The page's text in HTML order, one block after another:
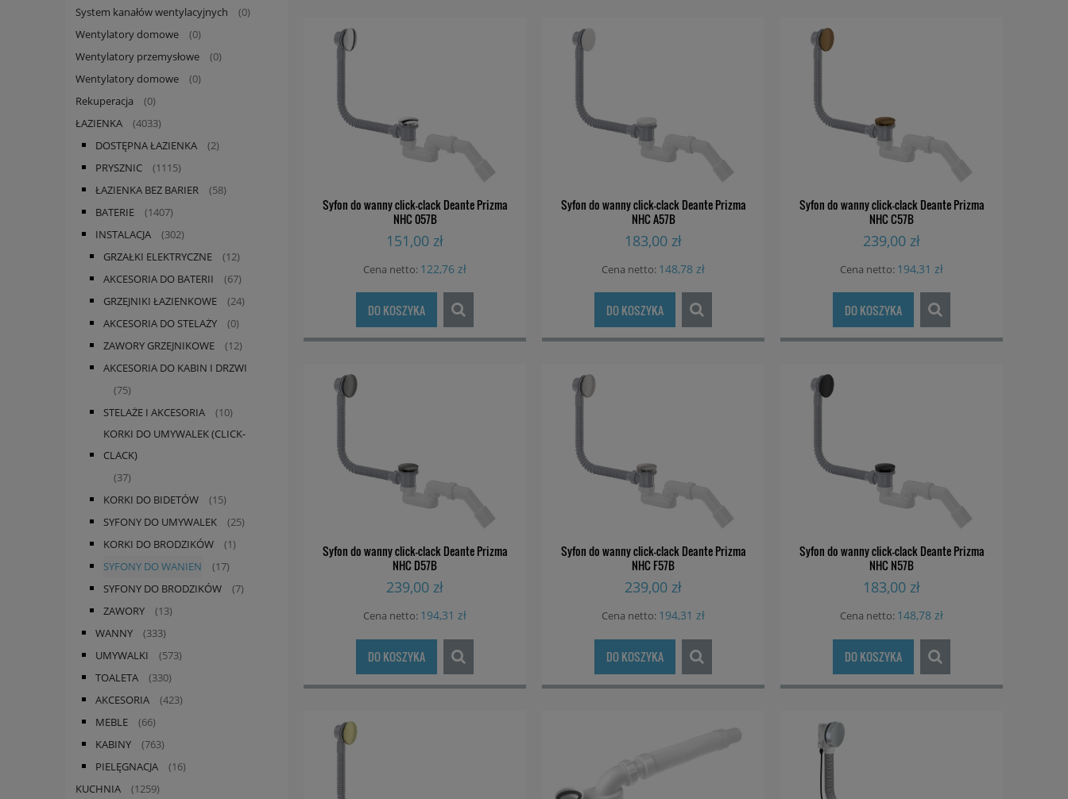
System kanałów wentylacyjnych (0)
Wentylatory domowe (0)
Wentylatory przemysłowe (0)
Wentylatory domowe (0)
Rekuperacja (0)
ŁAZIENKA (4033)
DOSTĘPNA ŁAZIENKA (2)
PRYSZNIC (1115)
ŁAZIENKA BEZ BARIER (58)
BATERIE (1407)
INSTALACJA (302)
GRZAŁKI ELEKTRYCZNE (12)
AKCESORIA DO BATERII (67)
GRZEJNIKI ŁAZIENKOWE (24)
AKCESORIA DO STELAŻY (0)
ZAWORY GRZEJNIKOWE (12)
AKCESORIA DO KABIN I DRZWI
(75)
STELAŻE I AKCESORIA (10)
KORKI DO UMYWALEK (CLICK-
CLACK)
(37)
KORKI DO BIDETÓW (15)
SYFONY DO UMYWALEK (25)
KORKI DO BRODZIKÓW (1)
SYFONY DO WANIEN (17)
SYFONY DO BRODZIKÓW (7)
ZAWORY (13)
WANNY (333)
UMYWALKI (573)
TOALETA (330)
AKCESORIA (423)
MEBLE (66)
KABINY (763)
PIELĘGNACJA (16)
KUCHNIA (1259)
Syfon do wanny click-clack Deante Prizma
NHC 057B
151,00 zł
Cena netto: 122,76 zł
DO KOSZYKA
Syfon do wanny click-clack Deante Prizma
NHC A57B
183,00 zł
Cena netto: 148,78 zł
DO KOSZYKA
Syfon do wanny click-clack Deante Prizma
NHC C57B
239,00 zł
Cena netto: 194,31 zł
DO KOSZYKA
Syfon do wanny click-clack Deante Prizma
NHC D57B
239,00 zł
Cena netto: 194,31 zł
DO KOSZYKA
Syfon do wanny click-clack Deante Prizma
NHC F57B
239,00 zł
Cena netto: 194,31 zł
DO KOSZYKA
Syfon do wanny click-clack Deante Prizma
NHC N57B
183,00 zł
Cena netto: 148,78 zł
DO KOSZYKA